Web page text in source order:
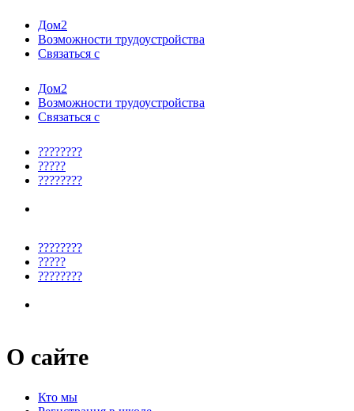
Дом2
Возможности трудоустройства
Связаться с
Дом2
Возможности трудоустройства
Связаться с
????????
?????
????????
????????
?????
????????
О сайте
Кто мы